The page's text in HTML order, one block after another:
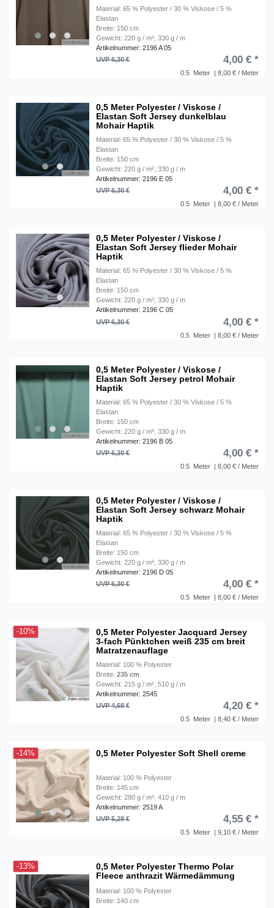
Material: 65 % Polyester / 30 % Viskose / 5 %
Elastan
Breite: 150 cm
Gewicht: 220 g / m²; 330 g / m
Artikelnummer: 2196 A 05
0.5 Meter | 8,00 € / Meter
UVP 6,30 € 4,00 € *
0,5 Meter Polyester / Viskose /
Elastan Soft Jersey dunkelblau
Mohair Haptik
Material: 65 % Polyester / 30 % Viskose / 5 %
Elastan
Breite: 150 cm
Gewicht: 220 g / m²; 330 g / m
Artikelnummer: 2196 E 05
0.5 Meter | 8,00 € / Meter
UVP 6,30 € 4,00 € *
0,5 Meter Polyester / Viskose /
Elastan Soft Jersey flieder Mohair
Haptik
Material: 65 % Polyester / 30 % Viskose / 5 %
Elastan
Breite: 150 cm
Gewicht: 220 g / m²; 330 g / m
Artikelnummer: 2196 C 05
0.5 Meter | 8,00 € / Meter
UVP 6,30 € 4,00 € *
0,5 Meter Polyester / Viskose /
Elastan Soft Jersey petrol Mohair
Haptik
Material: 65 % Polyester / 30 % Viskose / 5 %
Elastan
Breite: 150 cm
Gewicht: 220 g / m²; 330 g / m
Artikelnummer: 2196 B 05
0.5 Meter | 8,00 € / Meter
UVP 6,30 € 4,00 € *
0,5 Meter Polyester / Viskose /
Elastan Soft Jersey schwarz Mohair
Haptik
Material: 65 % Polyester / 30 % Viskose / 5 %
Elastan
Breite: 150 cm
Gewicht: 220 g / m²; 330 g / m
Artikelnummer: 2196 D 05
0.5 Meter | 8,00 € / Meter
UVP 6,30 € 4,00 € *
-10%
0,5 Meter Polyester Jacquard Jersey
3-fach Pünktchen weiß 235 cm breit
Matratzenauflage
Material: 100 % Polyester
Breite:235 cm
Gewicht: 215 g / m²; 510 g / m
Artikelnummer: 2545
0.5 Meter | 8,40 € / Meter
UVP 4,68 € 4,20 € *
-14% 0,5 Meter Polyester Soft Shell creme
Material: 100 % Polyester
Breite: 145 cm
Gewicht: 280 g / m²; 410 g / m
Artikelnummer: 2519 A
0.5 Meter | 9,10 € / Meter
UVP 5,28 € 4,55 € *
-13%
0,5 Meter Polyester Thermo Polar
Fleece anthrazit Wärmedämmung
Material: 100 % Polyester
Breite: 140 cm